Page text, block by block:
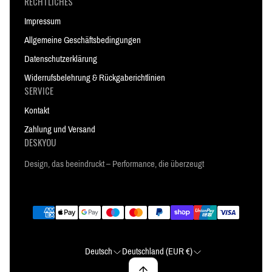
Impressum
Allgemeine Geschäftsbedingungen
Datenschutzerklärung
Widerrufsbelehrung & Rückgaberichtlinien
SERVICE
Kontakt
Zahlung und Versand
DESKYOU
Design, das beeindruckt – Performance, die überzeugt
Deutsch Deutschland (EUR €)